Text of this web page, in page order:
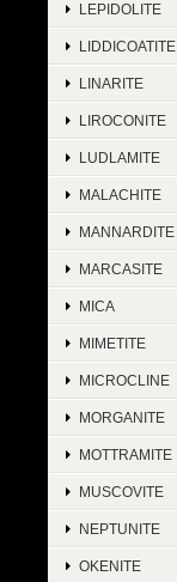
LEPIDOLITE
LIDDICOATITE
LINARITE
LIROCONITE
LUDLAMITE
MALACHITE
MANNARDITE
MARCASITE
MICA
MIMETITE
MICROCLINE
MORGANITE
MOTTRAMITE
MUSCOVITE
NEPTUNITE
OKENITE